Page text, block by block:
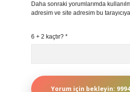
Daha sonraki yorumlarımda
adresim ve site adresim bu
6 + 2 kaçtır? *